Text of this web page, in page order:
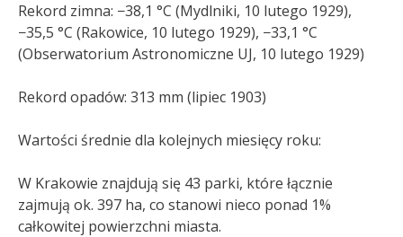
Rekord zimna: −38,1 °C (Mydlniki, 10 lutego 1929),
−35,5 °C (Rakowice, 10 lutego 1929), −33,1 °C
(Obserwatorium Astronomiczne UJ, 10 lutego 1929)
Rekord opadów: 313 mm (lipiec 1903)
Wartości średnie dla kolejnych miesięcy roku:
W Krakowie znajdują się 43 parki, które łącznie
zajmują ok. 397 ha, co stanowi nieco ponad 1%
całkowitej powierzchni miasta.